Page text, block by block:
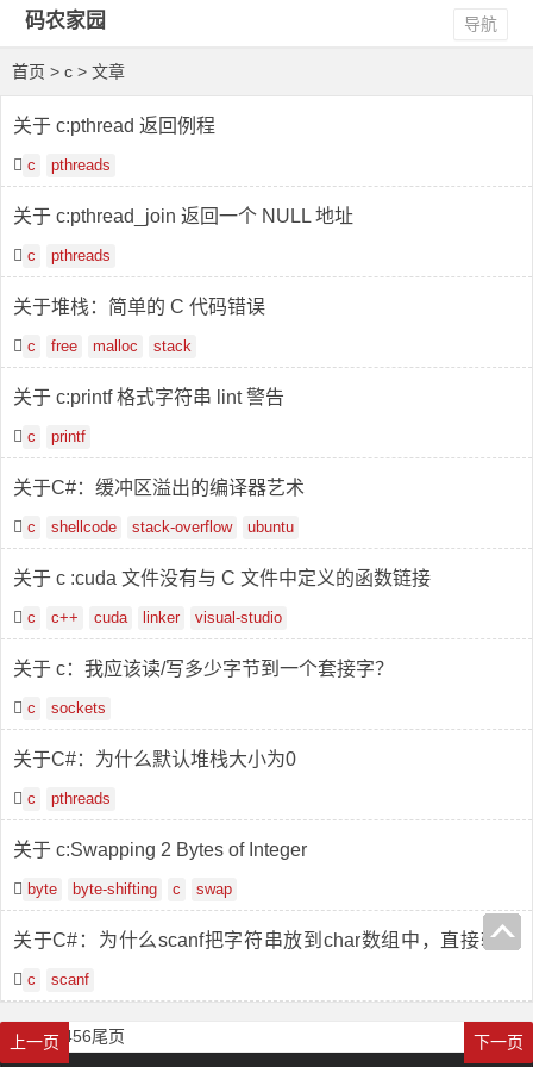
码农家园 导航
首页 > c > 文章
关于 c:pthread 返回例程
c pthreads
关于 c:pthread_join 返回一个 NULL 地址
c pthreads
关于堆栈：简单的 C 代码错误
c free malloc stack
关于 c:printf 格式字符串 lint 警告
c printf
关于C#：缓冲区溢出的编译器艺术
c shellcode stack-overflow ubuntu
关于 c :cuda 文件没有与 C 文件中定义的函数链接
c c++ cuda linker visual-studio
关于 c：我应该读/写多少字节到一个套接字？
c sockets
关于C#：为什么默认堆栈大小为0
c pthreads
关于 c:Swapping 2 Bytes of Integer
byte byte-shifting c swap
关于C#：为什么scanf把字符串放到char数组中，直接输入
不行？
c scanf
首页上一页
23 456 下一页
尾页